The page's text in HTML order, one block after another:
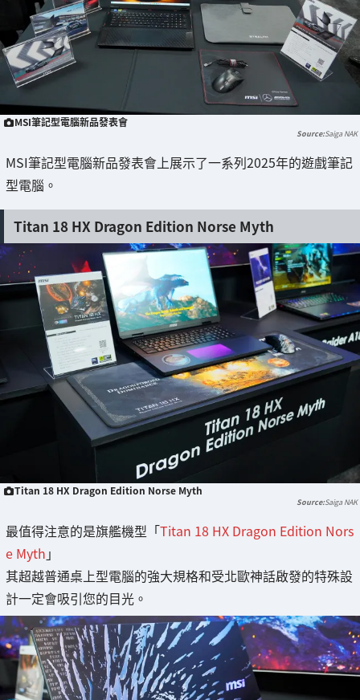
MSI筆記型電腦新品發表會
Saiga NAK
MSI筆記型電腦新品發表會上展示了一系列2025年的遊戲筆記
型電腦。
Titan 18 HX Dragon Edition Norse Myth
Titan 18 HX Dragon Edition Norse Myth
Saiga NAK
最值得注意的是旗艦機型「Titan 18 HX Dragon Edition Nors
e Myth 」
其超越普通桌上型電腦的強大規格和受北歐神話啟發的特殊設
計一定會吸引您的目光。